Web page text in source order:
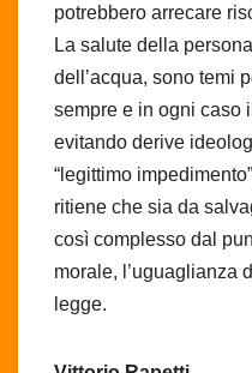
potrebbero arrecare
La salute della
dell’acqua, sono temi
sempre e in ogni caso
evitando derive
“legittimo
ritiene che sia da
così complesso dal
morale, l’uguaglianza
legge.